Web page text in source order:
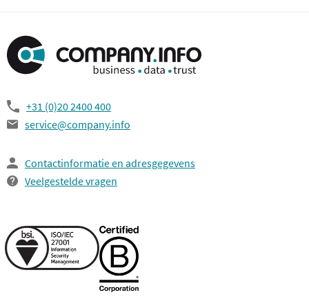
+31 (0)20 2400 400
service@company.info
Contactinformatie en adresgegevens
Veelgestelde vragen